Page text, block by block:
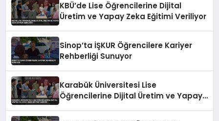
KBÜ’de Lise Öğrencilerine Dijital
Üretim ve Yapay Zeka Eğitimi Veriliyor
Sinop’ta İŞKUR Öğrencilere Kariyer
Rehberliği Sunuyor
Karabük Üniversitesi Lise
Öğrencilerine Dijital Üretim ve Yapay